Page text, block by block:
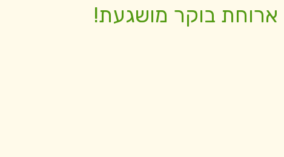
ארוחת בוקר מושגעת!